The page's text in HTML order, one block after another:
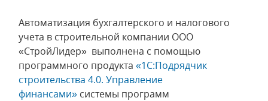
Автоматизация бухгалтерского и налогового
учета в строительной компании ООО
«СтройЛидер» выполнена с помощью
программного продукта «1С:Подрядчик
строительства 4.0. Управление
финансами» системы программ